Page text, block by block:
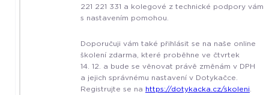
221 221 331 a kolegové z technické podpory vám
s nastavením pomohou.
Doporučuji vám také přihlásit se na naše online
školení zdarma, které proběhne ve čtvrtek
14. 12. a bude se věnovat právě změnám v DPH
a jejich správnému nastavení v Dotykačce.
Registrujte se na https://dotykacka.cz/skoleni